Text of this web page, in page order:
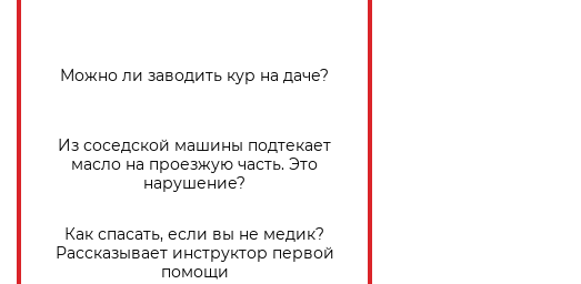
Можно ли заводить кур на даче?
Из соседской машины подтекает
масло на проезжую часть. Это
нарушение?
Как спасать, если вы не медик?
Рассказывает инструктор первой
помощи